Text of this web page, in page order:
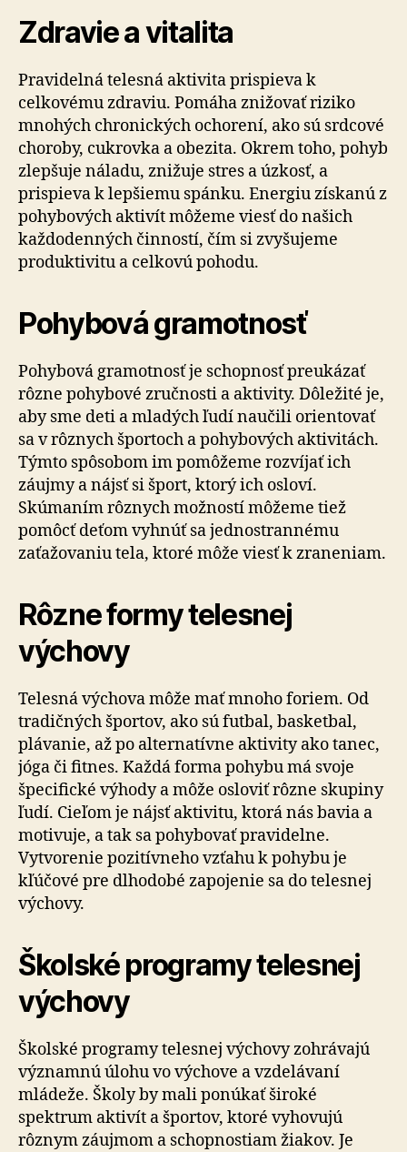
Zdravie a vitalita
Pravidelná telesná aktivita prispieva k
celkovému zdraviu. Pomáha znižovať riziko
mnohých chronických ochorení, ako sú srdcové
choroby, cukrovka a obezita. Okrem toho, pohyb
zlepšuje náladu, znižuje stres a úzkosť, a
prispieva k lepšiemu spánku. Energiu získanú z
pohybových aktivít môžeme viesť do našich
každodenných činností, čím si zvyšujeme
produktivitu a celkovú pohodu.
Pohybová gramotnosť
Pohybová gramotnosť je schopnosť preukázať
rôzne pohybové zručnosti a aktivity. Dôležité je,
aby sme deti a mladých ľudí naučili orientovať
sa v rôznych športoch a pohybových aktivitách.
Týmto spôsobom im pomôžeme rozvíjať ich
záujmy a nájsť si šport, ktorý ich osloví.
Skúmaním rôznych možností môžeme tiež
pomôcť deťom vyhnúť sa jednostrannému
zaťažovaniu tela, ktoré môže viesť k zraneniam.
Rôzne formy telesnej
výchovy
Telesná výchova môže mať mnoho foriem. Od
tradičných športov, ako sú futbal, basketbal,
plávanie, až po alternatívne aktivity ako tanec,
jóga či fitnes. Každá forma pohybu má svoje
špecifické výhody a môže osloviť rôzne skupiny
ľudí. Cieľom je nájsť aktivitu, ktorá nás bavia a
motivuje, a tak sa pohybovať pravidelne.
Vytvorenie pozitívneho vzťahu k pohybu je
kľúčové pre dlhodobé zapojenie sa do telesnej
výchovy.
Školské programy telesnej
výchovy
Školské programy telesnej výchovy zohrávajú
významnú úlohu vo výchove a vzdelávaní
mládeže. Školy by mali ponúkať široké
spektrum aktivít a športov, ktoré vyhovujú
rôznym záujmom a schopnostiam žiakov. Je